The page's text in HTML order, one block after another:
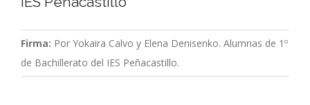
Firma: Por Yokaira Calvo y Elena Denisenko. Alumnas de 1º
de Bachillerato del IES Peñacastillo.